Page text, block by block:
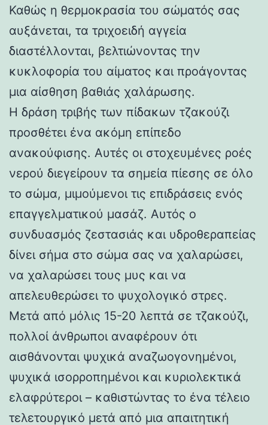
Καθώς η θερμοκρασία του σώματός σας
αυξάνεται, τα τριχοειδή αγγεία
διαστέλλονται, βελτιώνοντας την
κυκλοφορία του αίματος και προάγοντας
μια αίσθηση βαθιάς χαλάρωσης.
Η δράση τριβής των πίδακων τζακούζι
προσθέτει ένα ακόμη επίπεδο
ανακούφισης. Αυτές οι στοχευμένες ροές
νερού διεγείρουν τα σημεία πίεσης σε όλο
το σώμα, μιμούμενοι τις επιδράσεις ενός
επαγγελματικού μασάζ. Αυτός ο
συνδυασμός ζεστασιάς και υδροθεραπείας
δίνει σήμα στο σώμα σας να χαλαρώσει,
να χαλαρώσει τους μυς και να
απελευθερώσει το ψυχολογικό στρες.
Μετά από μόλις 15-20 λεπτά σε τζακούζι,
πολλοί άνθρωποι αναφέρουν ότι
αισθάνονται ψυχικά αναζωογονημένοι,
ψυχικά ισορροπημένοι και κυριολεκτικά
ελαφρύτεροι – καθιστώντας το ένα τέλειο
τελετουργικό μετά από μια απαιτητική